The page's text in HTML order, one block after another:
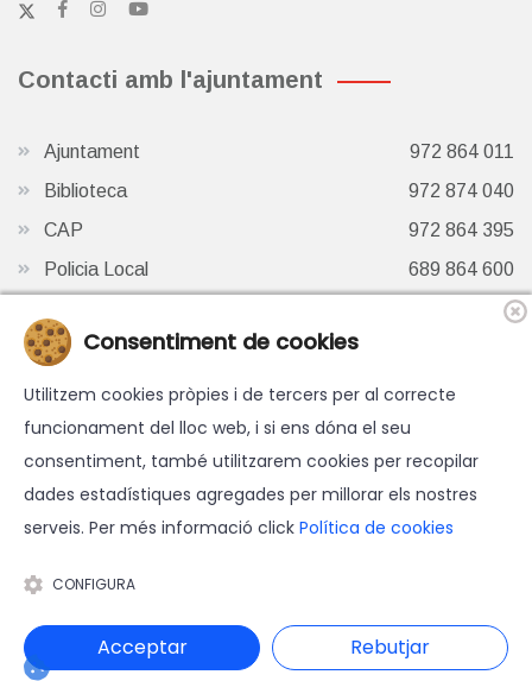
Contacti amb l'ajuntament
Ajuntament
972 864 011
Biblioteca
972 874 040
CAP
972 864 395
Policia Local
689 864 600
972 87 41 65
© 2026 Ajuntament d'Hostalric - Tots els drets reservats.
Avís legal
Disseny web i programació: Blaupixel.com
Consentiment de cookies
Utilitzem cookies pròpies i de tercers per al correcte
funcionament del lloc web, i si ens dóna el seu
consentiment, també utilitzarem cookies per recopilar
dades estadístiques agregades per millorar els nostres
serveis. Per més informació click Política de cookies
CONFIGURA
Acceptar Rebutjar